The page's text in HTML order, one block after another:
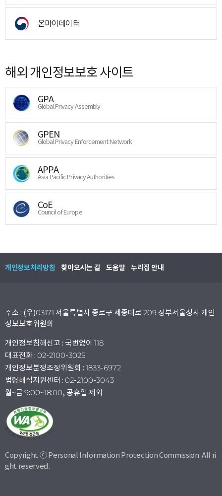
온마이데이터
해외 개인정보보호 사이트
GPA
Global Privacy Assembly
GPEN
Global Privacy Enforcement Network
APPA
Asia Pacific Privacy Authorities
CoE
Council of Europe
개인정보처리방침 찾아오시는 길 도움말 누리집 안내
주소 : (우)03171 서울특별시 종로구 세종대로 209 정부서울청사 개인
정보보호위원회
개인정보침해신고 : 국번없이 118
대표전화 : 02-2100-3025
개인정보분쟁조정위원회 : 1833-6972
법령해석지원센터 : 02-2100-3043
월~금 9:00~18:00, 공휴일 제외
Copyright ⓒ Personal Information Protection Commission. All ri
ght reserved.